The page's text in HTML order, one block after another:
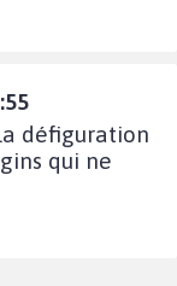
défiguration
qui ne